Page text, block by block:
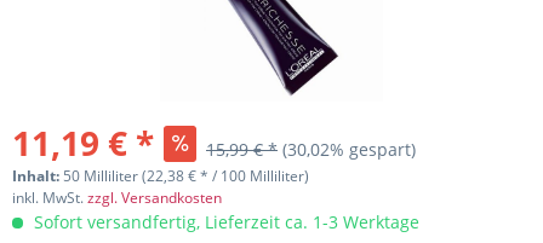
11,19 € * 15,99 € * (30,02% gespart)
Inhalt: 50 Milliliter (22,38 € * / 100 Milliliter)
inkl. MwSt.zzgl. Versandkosten
Sofort versandfertig, Lieferzeit ca. 1-3 Werktage